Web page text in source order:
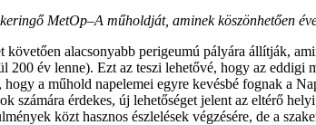
MetOp–A műholdját, aminek köszönhetően
alacsonyabb perigeumú pályára állítják,
200 év lenne). Ezt az teszi lehetővé, hogy az
a műhold napelemei egyre kevésbé fognak a
számára érdekes, új lehetőséget jelent az eltérő
közt hasznos észlelések végzésére, de a